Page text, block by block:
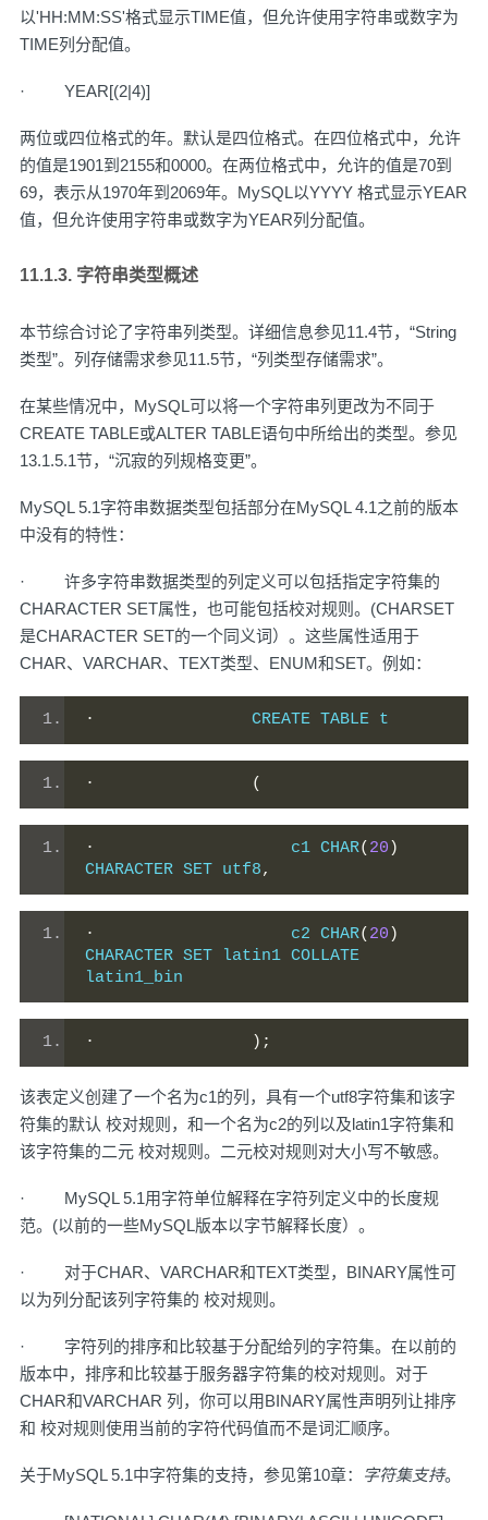
以'HH:MM:SS'格式显示TIME值，但允许使用字符串或数字为
TIME列分配值。
· YEAR[(2|4)]
两位或四位格式的年。默认是四位格式。在四位格式中，允许
的值是1901到2155和0000。在两位格式中，允许的值是70到
69，表示从1970年到2069年。MySQL以YYYY 格式显示YEAR
值，但允许使用字符串或数字为YEAR列分配值。
11.1.3. 字符串类型概述
本节综合讨论了字符串列类型。详细信息参见11.4节，“String
类型”。列存储需求参见11.5节，“列类型存储需求”。
在某些情况中，MySQL可以将一个字符串列更改为不同于
CREATE TABLE或ALTER TABLE语句中所给出的类型。参见
13.1.5.1节，“沉寂的列规格变更”。
MySQL 5.1字符串数据类型包括部分在MySQL 4.1之前的版本
中没有的特性：
· 许多字符串数据类型的列定义可以包括指定字符集的
CHARACTER SET属性，也可能包括校对规则。(CHARSET
是CHARACTER SET的一个同义词）。这些属性适用于
CHAR、VARCHAR、TEXT类型、ENUM和SET。例如：
· CREATE TABLE t
· (
· c1 CHAR( 20 )
CHARACTER SET utf8,
· c2 CHAR( 20 )
CHARACTER SET latin1 COLLATE
latin1_bin
· );
该表定义创建了一个名为c1的列，具有一个utf8字符集和该字
符集的默认 校对规则，和一个名为c2的列以及latin1字符集和
该字符集的二元 校对规则。二元校对规则对大小写不敏感。
· MySQL 5.1用字符单位解释在字符列定义中的长度规
范。(以前的一些MySQL版本以字节解释长度）。
· 对于CHAR、VARCHAR和TEXT类型，BINARY属性可
以为列分配该列字符集的 校对规则。
· 字符列的排序和比较基于分配给列的字符集。在以前的
版本中，排序和比较基于服务器字符集的校对规则。对于
CHAR和VARCHAR 列，你可以用BINARY属性声明列让排序
和 校对规则使用当前的字符代码值而不是词汇顺序。
关于MySQL 5.1中字符集的支持，参见第10章： 字符集支持。